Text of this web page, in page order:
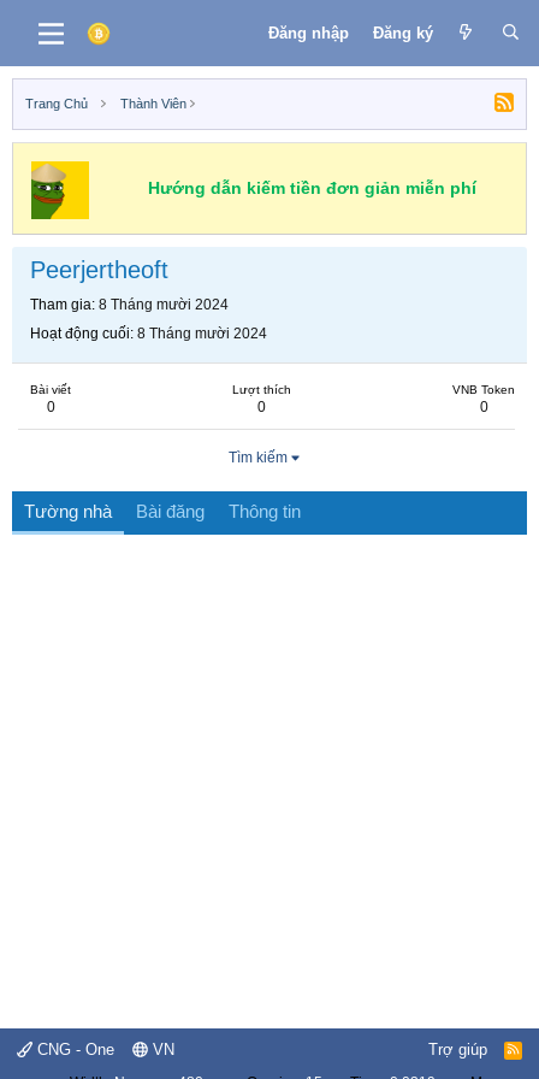
Đăng nhập Đăng ký
Trang Chủ Thành Viên
Hướng dẫn kiếm tiền đơn giản miễn phí
Peerjertheoft
Tham gia 8 Tháng mười 2024
Hoạt động cuối 8 Tháng mười 2024
Bài viết
0
Lượt thích
0
VNB Token
0
Tìm kiếm
Tường nhà Bài đăng Thông tin
CNG - One VN Trợ giúp
R